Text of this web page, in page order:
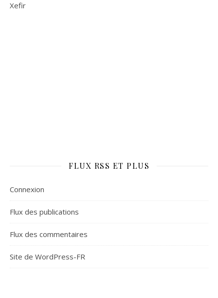
Xefir
FLUX RSS ET PLUS
Connexion
Flux des publications
Flux des commentaires
Site de WordPress-FR